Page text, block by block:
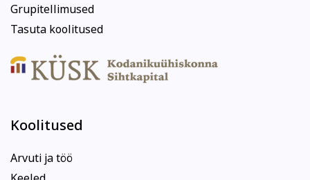
Grupitellimused
Tasuta koolitused
Koolitused
Arvuti ja töö